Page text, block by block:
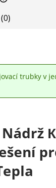
trubky v